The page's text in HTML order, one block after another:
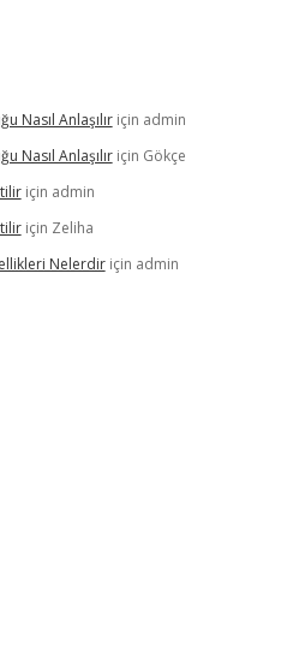
Nasıl Anlaşılıriçin admin
Nasıl Anlaşılıriçin Gökçe
için admin
için Zeliha
Nelerdiriçin admin